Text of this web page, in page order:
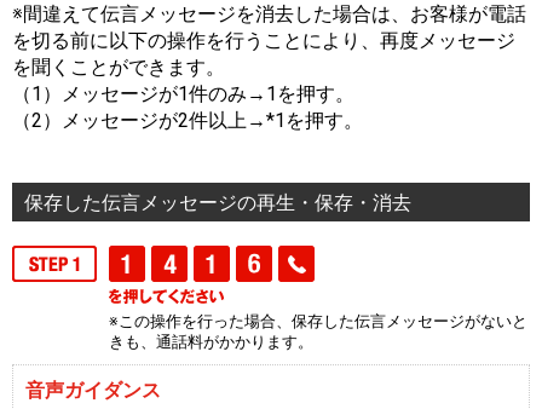
※間違えて伝言メッセージを消去した場合は、お客様が電話
を切る前に以下の操作を行うことにより、再度メッセージ
を聞くことができます。
（1）メッセージが1件のみ→ 1 を押す。
（2）メッセージが2件以上→*1 を押す。
保存した伝言メッセージの再生・保存・消去
※この操作を行った場合、保存した伝言メッセージがないと
きも、通話料がかかります。
音声ガイダンス